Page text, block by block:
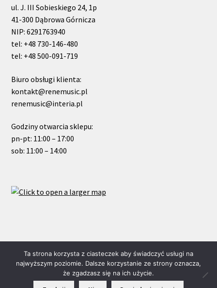
ul. J. III Sobieskiego 24, 1p
41-300 Dąbrowa Górnicza
NIP: 6291763940
tel: +48 730-146-480
tel: +48 500-091-719
Biuro obsługi klienta:
kontakt@renemusic.pl
renemusic@interia.pl
Godziny otwarcia sklepu:
pn-pt: 11:00 – 17:00
sob: 11:00 – 14:00
© ReneMusic 2022 Powered by Michal Zalas
Ta strona korzysta z ciasteczek aby świadczyć usługi na
najwyższym poziomie. Dalsze korzystanie ze strony oznacza,
że zgadzasz się na ich użycie.